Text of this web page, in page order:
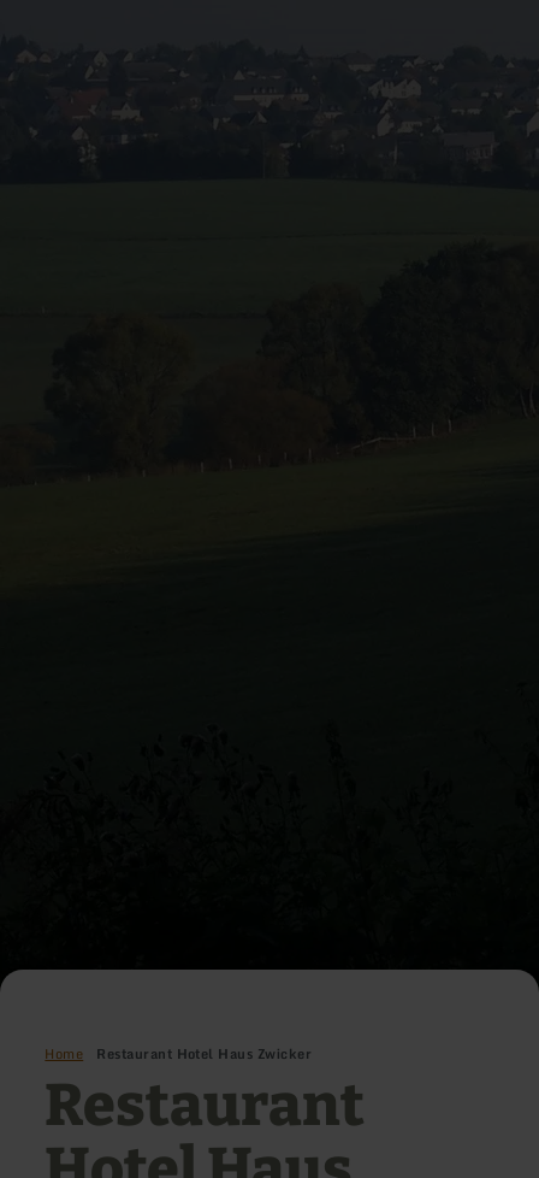
Home Restaurant Hotel Haus Zwicker
Restaurant